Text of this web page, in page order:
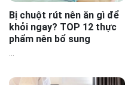
Bị chuột rút nên ăn gì để
khỏi ngay? TOP 12 thực
phẩm nên bổ sung
...